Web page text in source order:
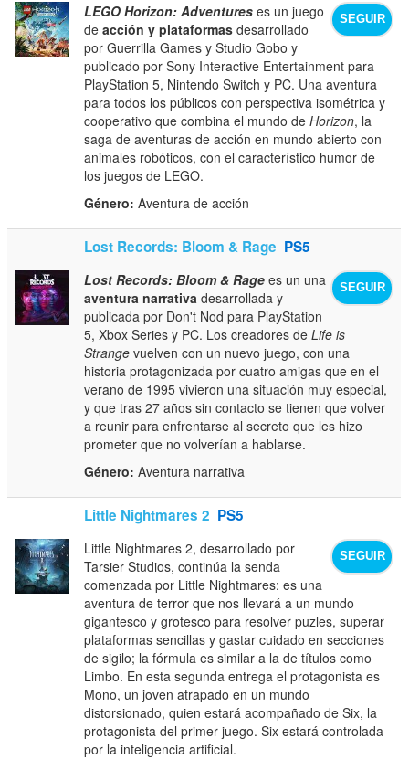
SEGUIR
LEGO Horizon: Adventures es un juego
deacción y plataformas desarrollado
por Guerrilla Games y Studio Gobo y
publicado por Sony Interactive Entertainment para
PlayStation 5, Nintendo Switch y PC. Una aventura
para todos los públicos con perspectiva isométrica y
cooperativo que combina el mundo deHorizon, la
saga de aventuras de acción en mundo abierto con
animales robóticos, con el característico humor de
los juegos de LEGO.
Género: Aventura de acción
Lost Records: Bloom & Rage PS5
SEGUIR
Lost Records: Bloom & Rage es un una
aventura narrativa desarrollada y
publicada por Don't Nod para PlayStation
5, Xbox Series y PC. Los creadores deLife is
Strange vuelven con un nuevo juego, con una
historia protagonizada por cuatro amigas que en el
verano de 1995 vivieron una situación muy especial,
y que tras 27 años sin contacto se tienen que volver
a reunir para enfrentarse al secreto que les hizo
prometer que no volverían a hablarse.
Género: Aventura narrativa
Little Nightmares 2 PS5
SEGUIR
Little Nightmares 2, desarrollado por
Tarsier Studios, continúa la senda
comenzada por Little Nightmares: es una
aventura de terror que nos llevará a un mundo
gigantesco y grotesco para resolver puzles, superar
plataformas sencillas y gastar cuidado en secciones
de sigilo; la fórmula es similar a la de títulos como
Limbo. En esta segunda entrega el protagonista es
Mono, un joven atrapado en un mundo
distorsionado, quien estará acompañado de Six, la
protagonista del primer juego. Six estará controlada
por la inteligencia artificial.